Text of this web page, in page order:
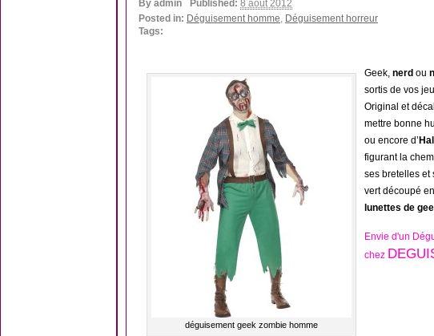
By admin Published: 8 août 2012
Posted in: Déguisement homme, Déguisement horreur
Tags:
déguisement geek zombie homme
Geek, nerd ou
sortis de vos
Original et
mettre bonne
ou encore d’
figurant la
ses bretelles et
vert découpé
lunettes de
Envie d'un
chez